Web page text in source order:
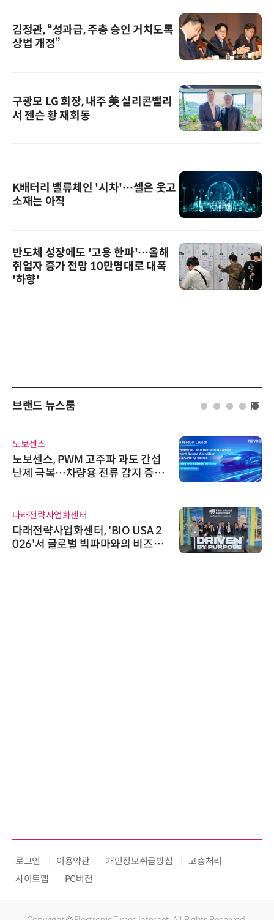
김정관, “성과급, 주총 승인 거치도록
상법 개정”
구광모 LG 회장, 내주 美 실리콘밸리
서 젠슨 황 재회동
K배터리 밸류체인 '시차'…셀은 웃고
소재는 아직
반도체 성장에도 '고용 한파'…올해
취업자 증가 전망 10만명대로 대폭
'하향'
브랜드 뉴스룸
노보센스
노보센스, PWM 고주파 과도 간섭
난제 극복…차량용 전류 감지 증폭
다래전략사업화센터
다래전략사업화센터, 'BIO USA 2
026'서 글로벌 빅파마와의 비즈니
로그인 이용약관 개인정보취급방침
고충처리
사이트맵
PC버전